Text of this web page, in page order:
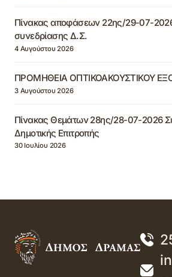
Πίνακας αποφάσεων 22ης/29-07-2026
συνεδρίασης Δ.Σ.
4 Αυγούστου 2026
ΠΡΟΜΗΘΕΙΑ ΟΠΤΙΚΟΑΚΟΥΣΤΙΚΟΥ
3 Αυγούστου 2026
Πίνακας Θεμάτων 28ης/28-07-2026
Δημοτικής Επιτροπής
30 Ιουλίου 2026